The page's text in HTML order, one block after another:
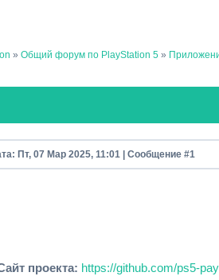
» Общий форум по PlayStation 5 »
Пт, 07 Мар 2025, 11:01 | Сообщение #1
проекта: https://github.com/ps5-